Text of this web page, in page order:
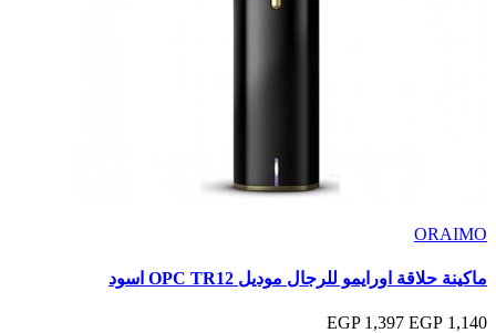
ORAIMO
ماكينة حلاقة اورايمو للرجال موديل OPC TR12 اسود
1,140 EGP
1,397 EGP